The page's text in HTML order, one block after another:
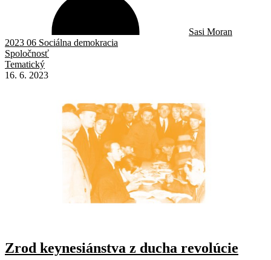
Sasi Moran
2023 06 Sociálna demokracia
Spoločnosť
Tematický
16. 6. 2023
Zrod keynesiánstva z ducha revolúcie